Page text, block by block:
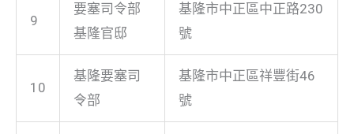
9
要塞司令部
基隆官邸
基隆市中正區中正路230
號
10
基隆要塞司
令部
基隆市中正區祥豐街46
號